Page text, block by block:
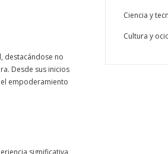
destacándose no
Desde sus inicios
empoderamiento
significativa
Ciencia y
Cultura y